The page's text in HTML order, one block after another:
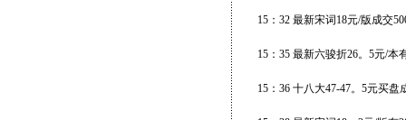
15：32 最新宋词18元/版成交
15：35 最新六骏折26。5元/本
15：36 十八大47-47。5元买